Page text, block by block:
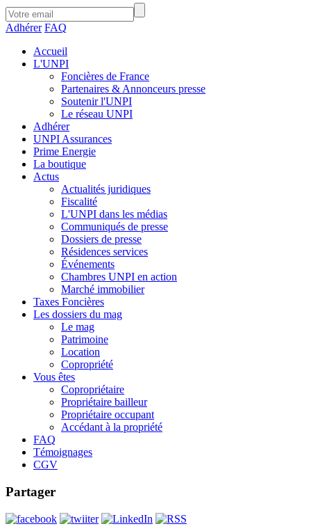
Adhérer FAQ
Accueil
L'UNPI
Foncières de France
Partenaires & Annonceurs presse
Soutenir l'UNPI
Le réseau UNPI
Adhérer
UNPI Assurances
Prime Energie
La boutique
Actus
Actualités juridiques
Fiscalité
L'UNPI dans les médias
Communiqués de presse
Dossiers de presse
Résidences services
Événements
Chambres UNPI en action
Marché immobilier
Taxes Foncières
Les dossiers du mag
Le mag
Patrimoine
Location
Copropriété
Vous êtes
Copropriétaire
Propriétaire bailleur
Propriétaire occupant
Accédant à la propriété
FAQ
Témoignages
CGV
Partager